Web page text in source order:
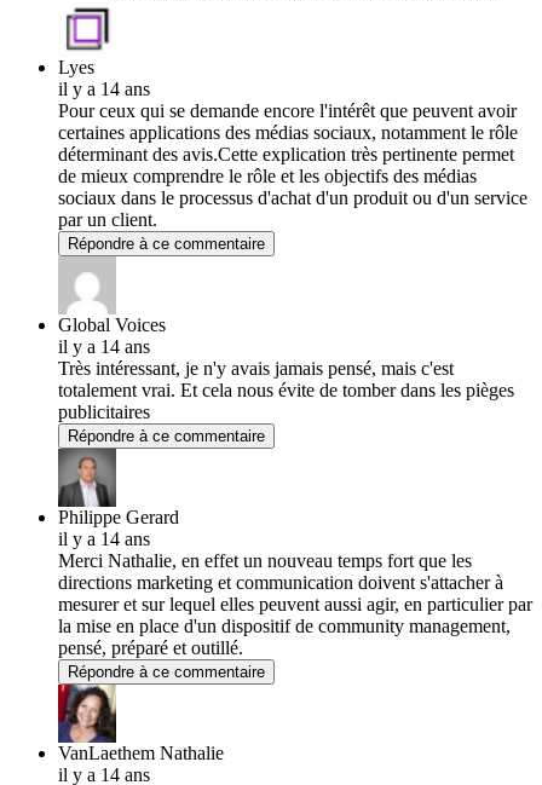
Lyes
il y a 14 ans
Pour ceux qui se demande encore l'intérêt que peuvent avoir
certaines applications des médias sociaux, notamment le rôle
déterminant des avis.Cette explication très pertinente permet
de mieux comprendre le rôle et les objectifs des médias
sociaux dans le processus d'achat d'un produit ou d'un service
par un client.
Répondre à ce commentaire
Global Voices
il y a 14 ans
Très intéressant, je n'y avais jamais pensé, mais c'est
totalement vrai. Et cela nous évite de tomber dans les pièges
publicitaires
Répondre à ce commentaire
Philippe Gerard
il y a 14 ans
Merci Nathalie, en effet un nouveau temps fort que les
directions marketing et communication doivent s'attacher à
mesurer et sur lequel elles peuvent aussi agir, en particulier par
la mise en place d'un dispositif de community management,
pensé, préparé et outillé.
Répondre à ce commentaire
VanLaethem Nathalie
il y a 14 ans